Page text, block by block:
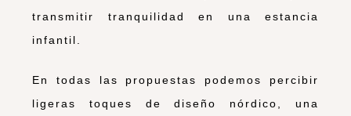
transmitir tranquilidad en una estancia
infantil.
En todas las propuestas podemos percibir
ligeras toques de diseño nórdico, una